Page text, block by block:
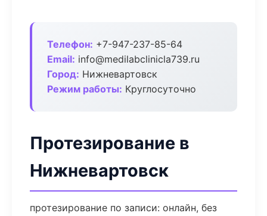
Телефон: +7-947-237-85-64
Email: info@medilabclinicla739.ru
Город: Нижневартовск
Режим работы: Круглосуточно
Протезирование в
Нижневартовск
протезирование по записи: онлайн, без